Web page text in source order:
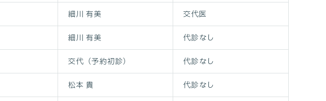
細川 有美 交代医
細川 有美 代診なし
交代（予約初診） 代診なし
松本 貴 代診なし